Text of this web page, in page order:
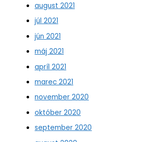
august 2021
júl 2021
jún 2021
máj 2021
apríl 2021
marec 2021
november 2020
október 2020
september 2020